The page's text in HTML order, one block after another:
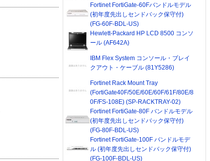
Fortinet FortiGate-60Fバンドルモデル
(初年度先出しセンドバック保守付)
(FG-60F-BDL-US)
Hewlett-Packard HP LCD 8500 コンソ
ール (AF642A)
IBM Flex System コンソール・ブレイ
クアウト・ケーブル (81Y5286)
Fortinet Rack Mount Tray
(FortiGate40F/50E/60E/60F/61F/80E/8
0F/FS-108E) (SP-RACKTRAY-02)
Fortinet FortiGate-80F バンドルモデル
(初年度先出しセンドバック保守付)
(FG-80F-BDL-US)
Fortinet FortiGate-100F バンドルモデ
ル (初年度先出しセンドバック保守付)
(FG-100F-BDL-US)